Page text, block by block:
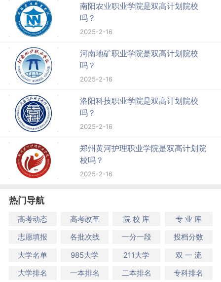
南阳农业职业学院是双高计划院校
吗？
2025-2-16
河南地矿职业学院是双高计划院校
吗？
2025-2-16
洛阳科技职业学院是双高计划院校
吗？
2025-2-16
郑州黄河护理职业学院是双高计划院
校吗？
2025-2-16
热门导航
高考动态 高考改革 院 校 库
专 业 库
志愿填报
各批次线 一分一段
投档分数
大学名单
985大学 211大学
双 一 流
大学排名
一本排名 二本排名 专科排名